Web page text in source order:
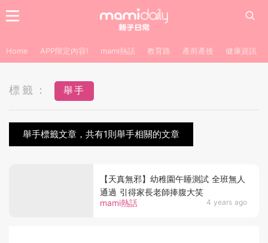
Home APP限定內容! mami熱話 教育路 產前產後 健康資訊
標籤： 舉手
舉手標籤文章，共有1則舉手相關的文章
mami熱話 4 years ago
【天真無邪】幼稚園午睡測試 全班無人
通過 引得家長老師捧腹大笑